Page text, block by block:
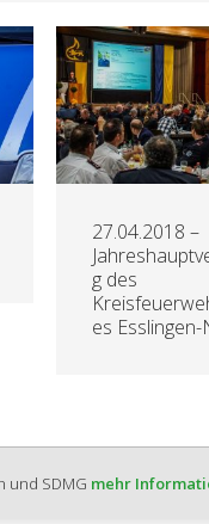
27.04.2018 –
g des
es
und SDMG mehr